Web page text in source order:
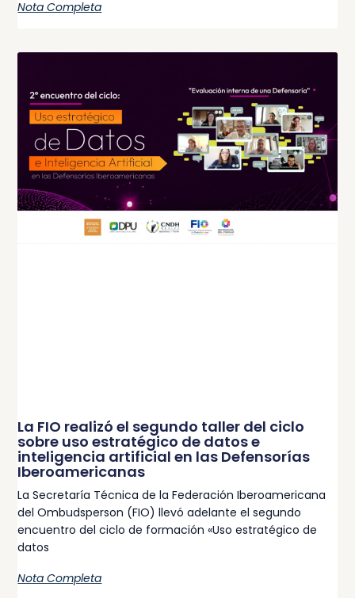
Nota Completa
La FIO realizó el segundo taller del ciclo
sobre uso estratégico de datos e
inteligencia artificial en las Defensorías
Iberoamericanas
La Secretaría Técnica de la Federación Iberoamericana
del Ombudsperson (FIO) llevó adelante el segundo
encuentro del ciclo de formación «Uso estratégico de
datos
Nota Completa